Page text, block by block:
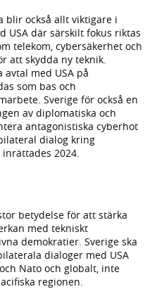
blir också allt viktigare i
USA där särskilt fokus riktas
telekom, cybersäkerhet och
att skydda ny teknik.
med USA på
som bas och
Sverige för också en
av diplomatiska och
antagonistiska cyberhot
dialog kring
2024.
betydelse för att stärka
med tekniskt
demokratier. Sverige ska
dialoger med USA
Nato och globalt, inte
regionen.